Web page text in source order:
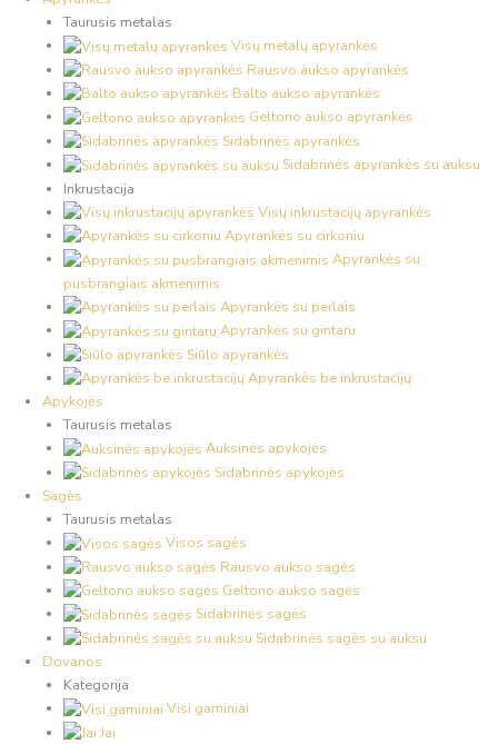
Taurusis metalas
Visų metalų apyrankės
Rausvo aukso apyrankės
Balto aukso apyrankės
Geltono aukso apyrankės
Sidabrinės apyrankės
Sidabrinės apyrankės su auksu
Inkrustacija
Visų inkrustacijų apyrankės
Apyrankės su cirkoniu
Apyrankės su
pusbrangiais akmenimis
Apyrankės su perlais
Apyrankės su gintaru
Siūlo apyrankės
Apyrankės be inkrustacijų
Apykojės
Taurusis metalas
Auksinės apykojės
Sidabrinės apykojės
Sagės
Taurusis metalas
Visos sagės
Rausvo aukso sagės
Geltono aukso sagės
Sidabrinės sagės
Sidabrinės sagės su auksu
Dovanos
Kategorija
Visi gaminiai
Jai